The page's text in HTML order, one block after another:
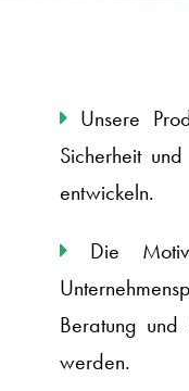
Unsere
Sicherheit
entwickeln.
Die
Beratung
werden.